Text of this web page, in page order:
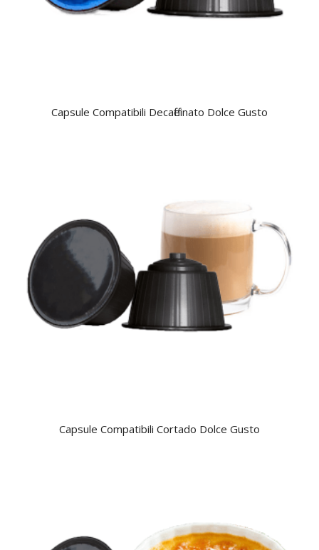
Capsule Compatibili Decaffeinato Dolce Gusto
Capsule Compatibili Cortado Dolce Gusto